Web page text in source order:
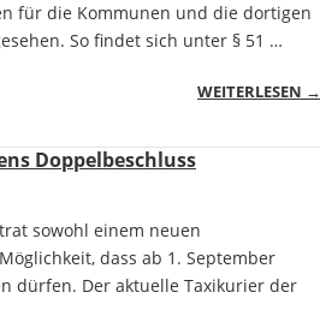
für die Kommunen und die dortigen
So findet sich unter § 51 …
WEITERLESEN →
Doppelbeschluss
sowohl einem neuen
dass ab 1. September
dürfen. Der aktuelle Taxikurier der